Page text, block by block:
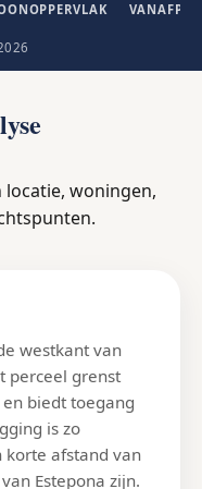
woningen,
westkant van
perceel grenst
biedt toegang
is zo
korte afstand van
Estepona zijn.